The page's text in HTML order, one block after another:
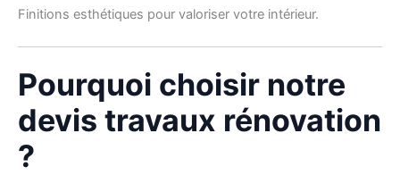
Finitions esthétiques pour valoriser votre intérieur.
Pourquoi choisir notre
devis travaux rénovation
?